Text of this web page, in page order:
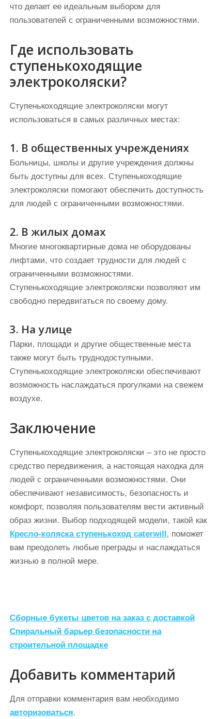
что делает ее идеальным выбором для
пользователей с ограниченными возможностями.
Где использовать
ступенькоходящие
электроколяски?
Ступенькоходящие электроколяски могут
использоваться в самых различных местах:
1. В общественных учреждениях
Больницы, школы и другие учреждения должны
быть доступны для всех. Ступенькоходящие
электроколяски помогают обеспечить доступность
для людей с ограниченными возможностями.
2. В жилых домах
Многие многоквартирные дома не оборудованы
лифтами, что создает трудности для людей с
ограниченными возможностями.
Ступенькоходящие электроколяски позволяют им
свободно передвигаться по своему дому.
3. На улице
Парки, площади и другие общественные места
также могут быть труднодоступными.
Ступенькоходящие электроколяски обеспечивают
возможность наслаждаться прогулками на свежем
воздухе.
Заключение
Ступенькоходящие электроколяски – это не просто
средство передвижения, а настоящая находка для
людей с ограниченными возможностями. Они
обеспечивают независимость, безопасность и
комфорт, позволяя пользователям вести активный
образ жизни. Выбор подходящей модели, такой как
Кресло-коляска ступенькоход caterwill, поможет
вам преодолеть любые преграды и наслаждаться
жизнью в полной мере.
Н
а
в
и
г
а
ц
Сборные букеты цветов на заказ с доставкой
Спиральный барьер безопасности на
строительной площадке
Добавить комментарий
Для отправки комментария вам необходимо
авторизоваться.